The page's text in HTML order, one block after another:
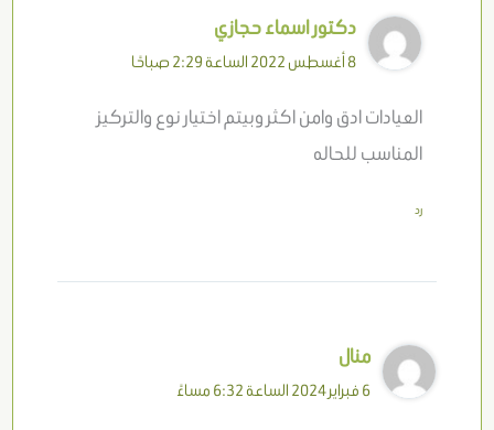
دكتور اسماء حجازي
8 أغسطس 2022 الساعة 2:29 صباحًا
العيادات ادق وامن اكثر وبيتم اختيار نوع والتركيز
المناسب للحاله
رد
منال
6 فبراير 2024 الساعة 6:32 مساءً